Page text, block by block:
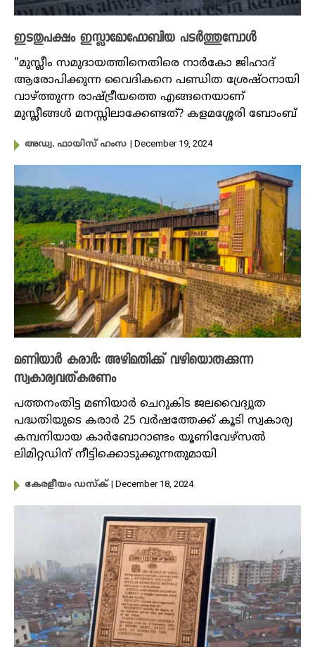
ഇടതുപക്ഷം ഇസ്ലാമോഫോബിയ പടർത്തുമ്പോൾ
"മുസ്ലീം സമുദായത്തിനെതിരെ നാർകോ ജിഹാദ്
ആരോപിക്കുന്ന വൈദികനെ പണ്ഡിത ശ്രേഷ്ഠനായി
വാഴ്ത്തുന്ന രാഷ്ട്രീയത്തെ എങ്ങനെയാണ്
മുസ്ലീങ്ങൾ മനസ്സിലാക്കേണ്ടത്? കളമശ്ശേരി ബോംബ്
അഡ്വ. ഫായിസ് ഹംസ | December 19, 2024
മണിയാർ കരാർ: അഴിമതിക്ക് വഴിയൊരുക്കുന്ന
സ്വകാര്യവത്കരണം
പത്തനംതിട്ട മണിയാർ ചെറുകിട ജലവൈദ്യുത
പദ്ധതിയുടെ കരാർ 25 വർഷത്തേക്ക് കൂടി സ്വകാര്യ
കമ്പനിയായ കാർബോറാണ്ടം യൂണിവേഴ്‌സൽ
ലിമിറ്റഡിന് നീട്ടിക്കൊടുക്കുന്നതുമായി
കേരളീയം ഡസ്ക് | December 18, 2024